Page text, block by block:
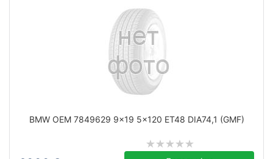
BMW OEM 7849629 9x19 5x120 ET48 DIA74,1 (GMF)